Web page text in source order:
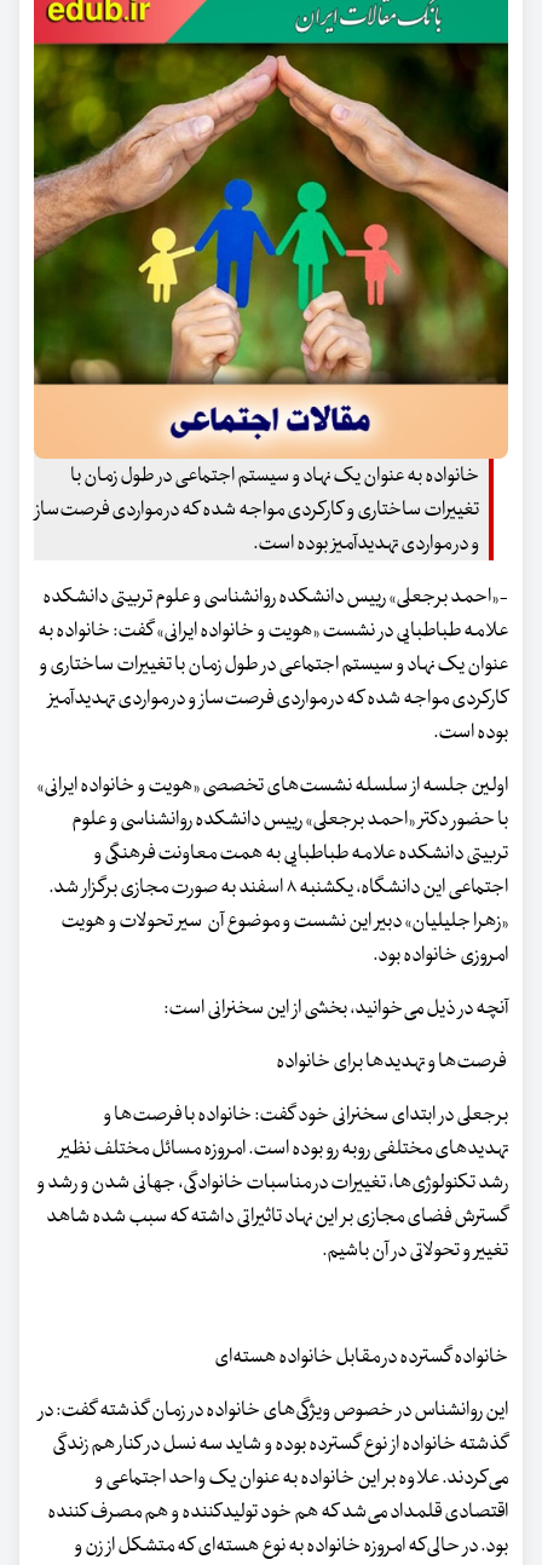
خانواده به عنوان یک نهاد و سیستم اجتماعی در طول زمان با
تغییرات ساختاری و کارکردی مواجه شده‌ که در مواردی فرصت‌ساز
و در مواردی تهدیدآمیز بوده‌ است.
-«احمد برجعلی» رییس دانشکده روانشناسی و علوم تربیتی دانشکده
علامه طباطبایی در نشست «هویت و خانواده ایرانی» گفت: خانواده به
عنوان یک نهاد و سیستم اجتماعی در طول زمان با تغییرات ساختاری و
کارکردی مواجه شده‌ که در مواردی فرصت‌ساز و در مواردی تهدیدآمیز
بوده‌ است.
اولین جلسه از سلسله نشست‌های تخصصی «هویت و خانواده ایرانی»
با حضور دکتر «احمد برجعلی» رییس دانشکده روانشناسی و علوم
تربیتی دانشکده علامه طباطبایی به همت معاونت فرهنگی و
اجتماعی این دانشگاه، یکشنبه ۸ اسفند به صورت مجازی برگزار شد.
«زهرا جلیلیان» دبیر این نشست و موضوع آن سیر تحولات و هویت
امروزی خانواده بود.
آنچه در ذیل می‌خوانید، بخشی از این سخنرانی است:
فرصت‌ها و تهدیدها برای خانواده
برجعلی در ابتدای سخنرانی خود گفت: خانواده با فرصت‌ها و
تهدیدهای مختلفی روبه رو بوده است. امروزه مسائل مختلف نظیر
رشد تکنولوژی‌ها، تغییرات در مناسبات خانوادگی، جهانی شدن و رشد و
گسترش فضای مجازی بر این نهاد تاثیراتی داشته که سبب شده شاهد
تغییر و تحولاتی در آن باشیم.
خانواده گسترده در مقابل خانواده هسته‌ای
این روانشناس در خصوص ویژگی‌های خانواده در زمان گذشته گفت: در
گذشته خانواده از نوع گسترده بوده و شاید سه نسل در کنار هم زندگی
می‌کردند. علاوه بر این خانواده به عنوان یک واحد اجتماعی و
اقتصادی قلمداد می‌شد که هم خود تولیدکننده و هم مصرف کننده
بود. در حالی‌که امروزه خانواده به نوع هسته‌ای که متشکل از زن و